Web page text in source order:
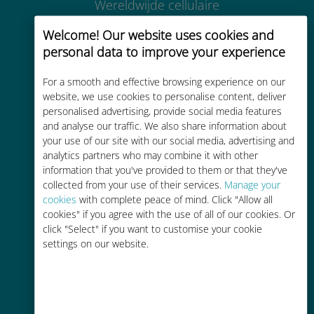
Welcome! Our website uses cookies and
personal data to improve your experience
For a smooth and effective browsing experience on our
website, we use cookies to personalise content, deliver
personalised advertising, provide social media features
and analyse our traffic. We also share information about
your use of our site with our social media, advertising and
analytics partners who may combine it with other
information that you've provided to them or that they've
collected from your use of their services. Manage your
cookies with complete peace of mind. Click "Allow all
cookies" if you agree with the use of all of our cookies. Or
click "Select" if you want to customise your cookie
settings on our website.
Wereldwijde cellulaire
connectiviteit van hoge kwaliteit op
meer dan 200 bestemmingen
Kosteneffectief
Tot 90% goedkoper dan
roamingkosten bij je huidige
provider